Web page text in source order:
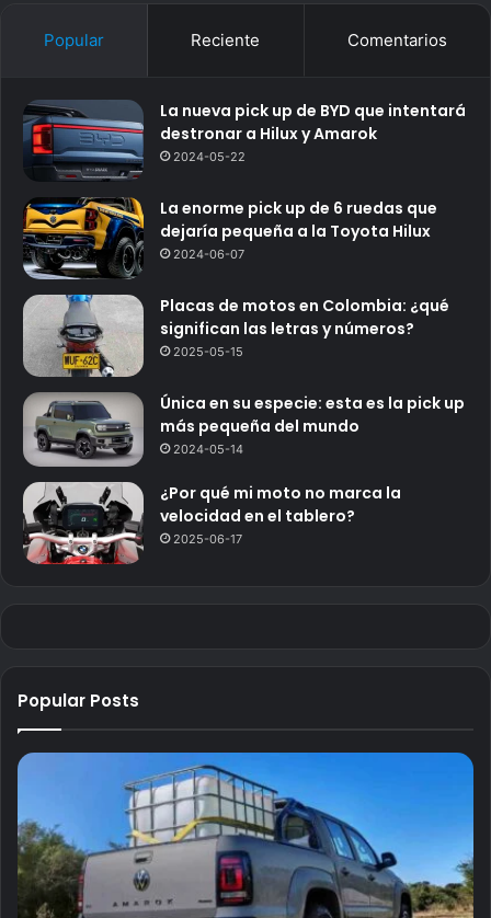
Popular Reciente Comentarios
La nueva pick up de BYD que intentará
destronar a Hilux y Amarok
2024-05-22
La enorme pick up de 6 ruedas que
dejaría pequeña a la Toyota Hilux
2024-06-07
Placas de motos en Colombia: ¿qué
significan las letras y números?
2025-05-15
Única en su especie: esta es la pick up
más pequeña del mundo
2024-05-14
¿Por qué mi moto no marca la
velocidad en el tablero?
2025-06-17
Popular Posts